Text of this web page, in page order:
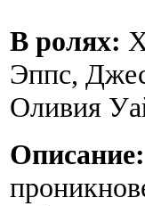
В ролях:
Эппс,
Оливия
Описание: